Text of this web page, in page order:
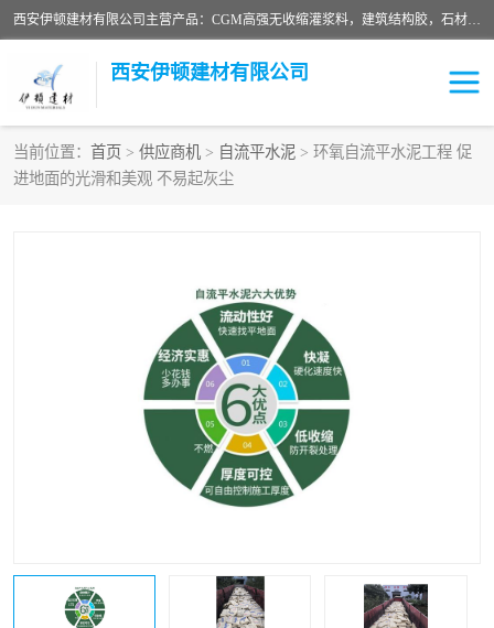
西安伊顿建材有限公司主营产品：CGM高强无收缩灌浆料，建筑结构胶，石材粘合剂，柔性防水材料，环氧修补砂浆等在各个行业得到了客户认可。
西安伊顿建材有限公司
当前位置： 首页 > 供应商机 > 自流平水泥 > 环氧自流平水泥工程 促
进地面的光滑和美观 不易起灰尘
灌浆料
水泥路面修补材料
沥青冷补料
速凝剂
金刚砂
膨胀剂 混凝土防碳化涂料